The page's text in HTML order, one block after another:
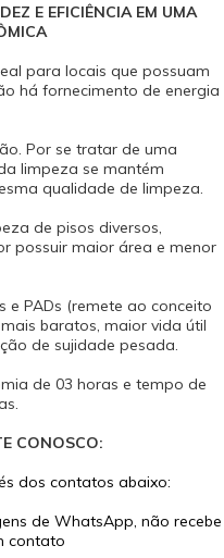
E EFICIÊNCIA EM UMA
para locais que possuam
há fornecimento de energia
Por se tratar de uma
limpeza se mantém
qualidade de limpeza.
de pisos diversos,
possuir maior área e menor
e PADs (remete ao conceito
baratos, maior vida útil
de sujidade pesada.
de 03 horas e tempo de
CONOSCO:
dos contatos abaixo:
de WhatsApp, não recebe
contato